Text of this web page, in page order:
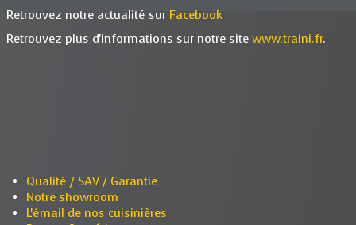
Retrouvez notre actualité sur Facebook
Retrouvez plus d'informations sur notre site www.traini.fr.
Qualité / SAV / Garantie
Notre showroom
L'émail de nos cuisinières